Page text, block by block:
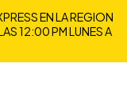
EN LA REGION
12:00 PM LUNES A